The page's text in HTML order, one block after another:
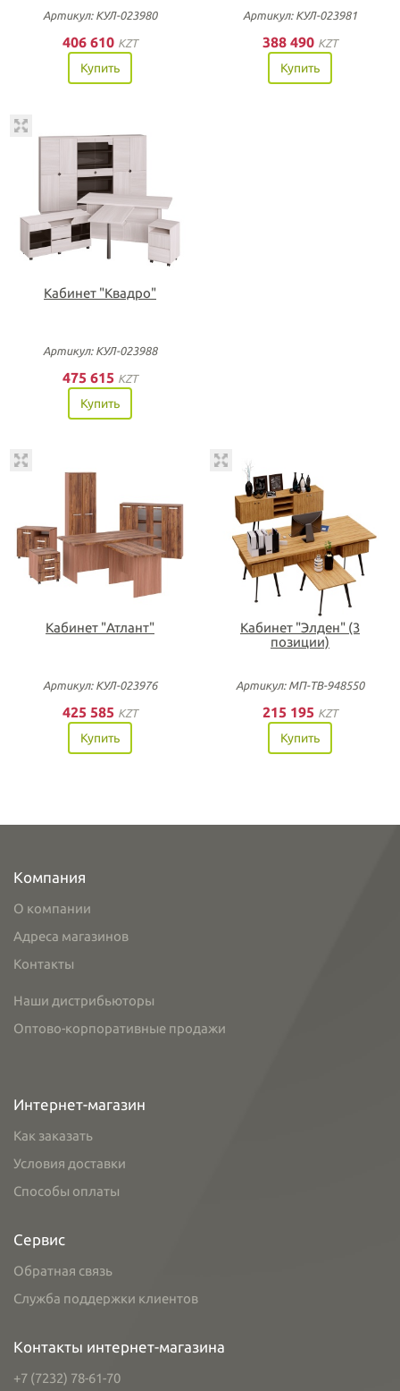
Артикул: КУЛ-023980
406 610 KZT
Купить
Артикул: КУЛ-023981
388 490 KZT
Купить
Кабинет "Квадро"
Артикул: КУЛ-023988
475 615 KZT
Купить
Кабинет "Атлант"
Артикул: КУЛ-023976
425 585 KZT
Купить
Кабинет "Элден" (3
позиции)
Артикул: МП-ТВ-948550
215 195 KZT
Купить
Компания
О компании
Адреса магазинов
Контакты
Наши дистрибьюторы
Оптово-корпоративные продажи
Интернет-магазин
Как заказать
Условия доставки
Способы оплаты
Сервис
Обратная связь
Служба поддержки клиентов
Контакты интернет-магазина
+7 (7232) 78-61-70